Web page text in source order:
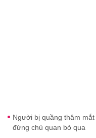
Người bị quầng thâm
đừng chủ quan bỏ qua